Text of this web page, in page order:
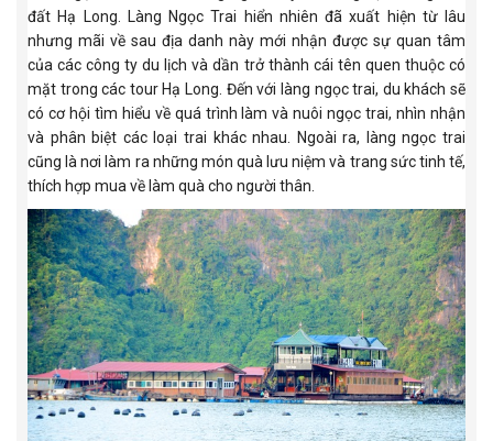
đất Hạ Long. Làng Ngọc Trai hiển nhiên đã xuất hiện từ lâu
nhưng mãi về sau địa danh này mới nhận được sự quan tâm
của các công ty du lịch và dần trở thành cái tên quen thuộc có
mặt trong các tour Hạ Long. Đến với làng ngọc trai, du khách sẽ
có cơ hội tìm hiểu về quá trình làm và nuôi ngọc trai, nhìn nhận
và phân biệt các loại trai khác nhau. Ngoài ra, làng ngọc trai
cũng là nơi làm ra những món quà lưu niệm và trang sức tinh tế,
thích hợp mua về làm quà cho người thân.